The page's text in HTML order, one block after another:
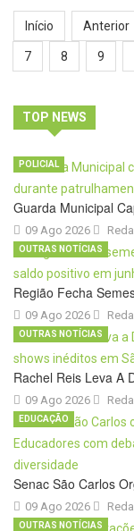
Início Anterior
7 8 9
TOP NEWS
Guarda Municipal
09 Ago 2026
POLICIAL
Região Fecha
09 Ago 2026
OUTRAS NOTÍCIAS
Rachel Reis Leva A
09 Ago 2026
OUTRAS NOTÍCIAS
Senac São Carlos
09 Ago 2026
EDUCAÇÃO
OUTRAS NOTÍCIAS